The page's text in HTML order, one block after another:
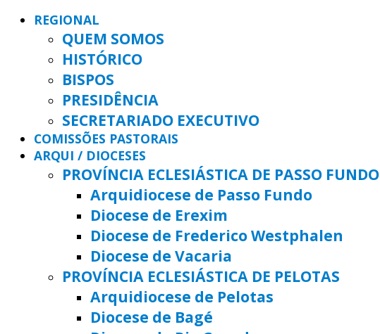
REGIONAL
QUEM SOMOS
HISTÓRICO
BISPOS
PRESIDÊNCIA
SECRETARIADO EXECUTIVO
COMISSÕES PASTORAIS
ARQUI / DIOCESES
PROVÍNCIA ECLESIÁSTICA DE PASSO FUNDO
Arquidiocese de Passo Fundo
Diocese de Erexim
Diocese de Frederico Westphalen
Diocese de Vacaria
PROVÍNCIA ECLESIÁSTICA DE PELOTAS
Arquidiocese de Pelotas
Diocese de Bagé